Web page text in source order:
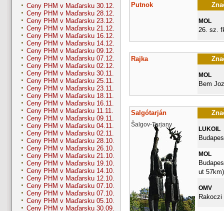
Ceny PHM v Maďarsku 30.12.
Ceny PHM v Maďarsku 28.12.
Ceny PHM v Maďarsku 23.12.
Ceny PHM v Maďarsku 21.12.
Ceny PHM v Maďarsku 16.12.
Ceny PHM v Maďarsku 14.12.
Ceny PHM v Maďarsku 09.12.
Ceny PHM v Maďarsku 07.12.
Ceny PHM v Maďarsku 02.12.
Ceny PHM v Maďarsku 30.11.
Ceny PHM v Maďarsku 25.11.
Ceny PHM v Maďarsku 23.11.
Ceny PHM v Maďarsku 18.11.
Ceny PHM v Maďarsku 16.11.
Ceny PHM v Maďarsku 11.11.
Ceny PHM v Maďarsku 09.11.
Ceny PHM v Maďarsku 04.11.
Ceny PHM v Maďarsku 02.11.
Ceny PHM v Maďarsku 28.10.
Ceny PHM v Maďarsku 26.10.
Ceny PHM v Maďarsku 21.10.
Ceny PHM v Maďarsku 19.10.
Ceny PHM v Maďarsku 14.10.
Ceny PHM v Maďarsku 12.10.
Ceny PHM v Maďarsku 07.10.
Ceny PHM v Maďarsku 07.10.
Ceny PHM v Maďarsku 05.10.
Ceny PHM v Maďarsku 30.09.
Putnok
MOL
26. sz.
Rajka
MOL
Bem
Salgótarján
Šalgov-Tarjany
LUKOIL
MOL
ut 57km)
OMV
Rakoczi